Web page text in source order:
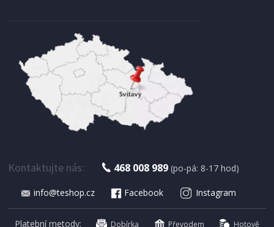
179 Kč
SUŠIČKA OVOCE S ČASOVAČEM
Concept SO 1060 In Time
Kontaktujte nás: 468 008 989 (po-pá: 8-17 hod)
info@teshop.cz Facebook Instagram
Platební metody: Dobírka Převodem Hotově